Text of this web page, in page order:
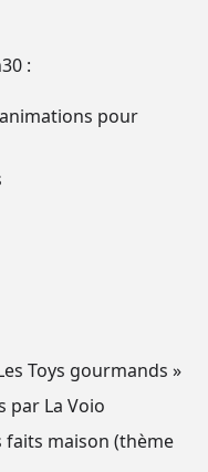
:
pour
Toys gourmands »
par La Voio
faits maison (thème